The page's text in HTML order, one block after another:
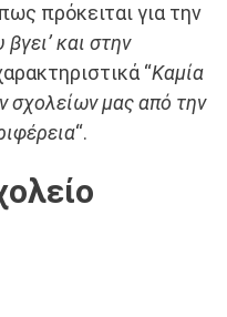
πρόκειται για την
και στην
“Καμία
σχολείων μας από την
“.